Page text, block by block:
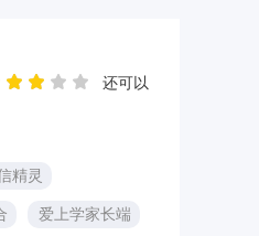
还可以
精灵
爱上学家长端